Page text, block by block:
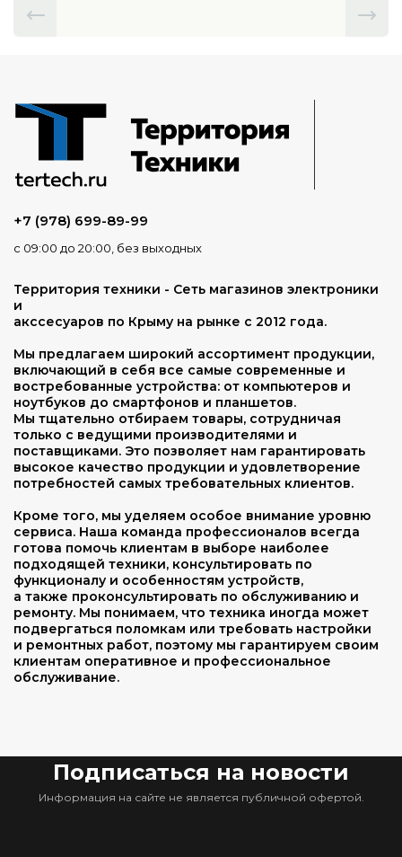
+7 (978) 699-89-99
с 09:00 до 20:00, без выходных
Территория техники - Сеть магазинов электроники
и
акссесуаров по Крыму на рынке с 2012 года.
Мы предлагаем широкий ассортимент продукции,
включающий в себя все самые современные и
востребованные устройства: от компьютеров и
ноутбуков до смартфонов и планшетов.
Мы тщательно отбираем товары, сотрудничая
только с ведущими производителями и
поставщиками. Это позволяет нам гарантировать
высокое качество продукции и удовлетворение
потребностей самых требовательных клиентов.
Кроме того, мы уделяем особое внимание уровню
сервиса. Наша команда профессионалов всегда
готова помочь клиентам в выборе наиболее
подходящей техники, консультировать по
функционалу и особенностям устройств,
а также проконсультировать по обслуживанию и
ремонту. Мы понимаем, что техника иногда может
подвергаться поломкам или требовать настройки
и ремонтных работ, поэтому мы гарантируем своим
клиентам оперативное и профессиональное
обслуживание.
Подписаться на новости
Информация на сайте не является публичной офертой.